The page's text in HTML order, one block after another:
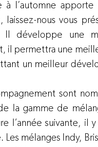
l’automne apporte
nous vous
développe une
il permettra une
un meilleur
sont
la gamme de
l’année suivante, il
mélanges Indy,